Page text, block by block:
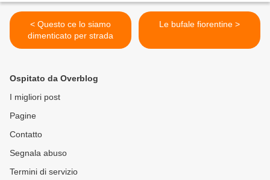
< Questo ce lo siamo
dimenticato per strada
Le bufale fiorentine >
Ospitato da Overblog
I migliori post
Pagine
Contatto
Segnala abuso
Termini di servizio